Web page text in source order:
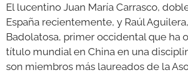
El lucentino Juan María Carrasco,
España recientemente, y Raúl
Badolatosa, primer occidental que ha
título mundial en China en una
son miembros más laureados de la